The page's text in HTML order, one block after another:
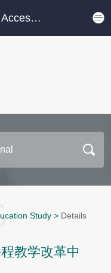
International Open Access Journal Platform
Study > Details
教学改革中